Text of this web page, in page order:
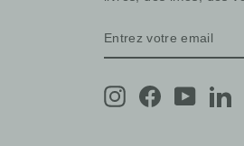
VOTRE
EMAIL
InstagramFacebookYouTube